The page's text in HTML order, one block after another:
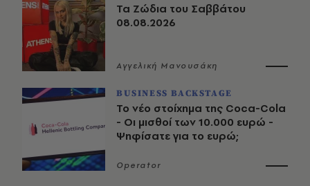
Τα Ζώδια του Σαββάτου
08.08.2026
Αγγελική Μανουσάκη
BUSINESS BACKSTAGE
Το νέο στοίχημα της Coca-Cola
- Οι μισθοί των 10.000 ευρώ -
Ψηφίσατε για το ευρώ;
Operator